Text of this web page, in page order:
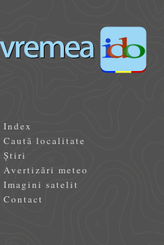
Index
Caută localitate
Știri
Avertizări meteo
Imagini satelit
Contact